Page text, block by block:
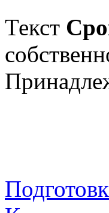
Текст